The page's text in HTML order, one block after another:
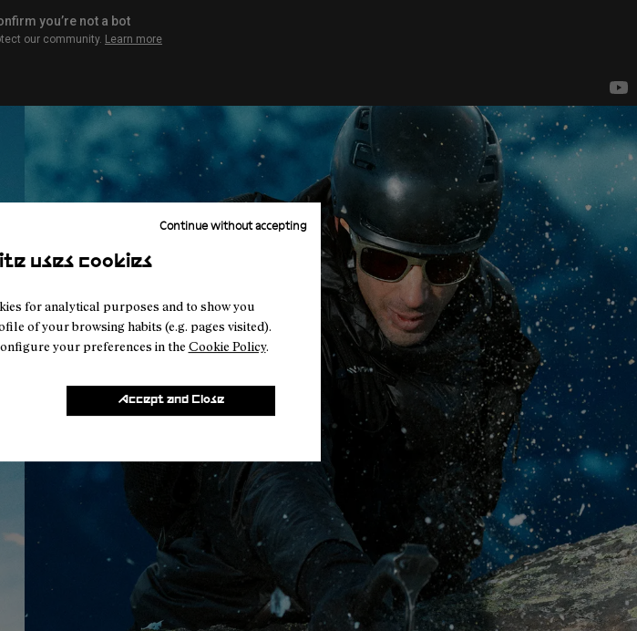
uses cookies
for analytical purposes and to show you
of your browsing habits (e.g. pages visited).
your preferences in the Cookie Policy.
Continue without accepting
Accept and Close